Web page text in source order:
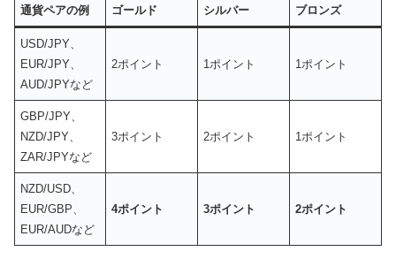
通貨ペアの例 ゴールド シルバー ブロンズ
USD/JPY、
EUR/JPY、
AUD/JPYなど
2ポイント 1ポイント 1ポイント
GBP/JPY、
NZD/JPY、
ZAR/JPYなど
3ポイント 2ポイント 1ポイント
NZD/USD、
EUR/GBP、
EUR/AUDなど
4ポイント 3ポイント 2ポイント